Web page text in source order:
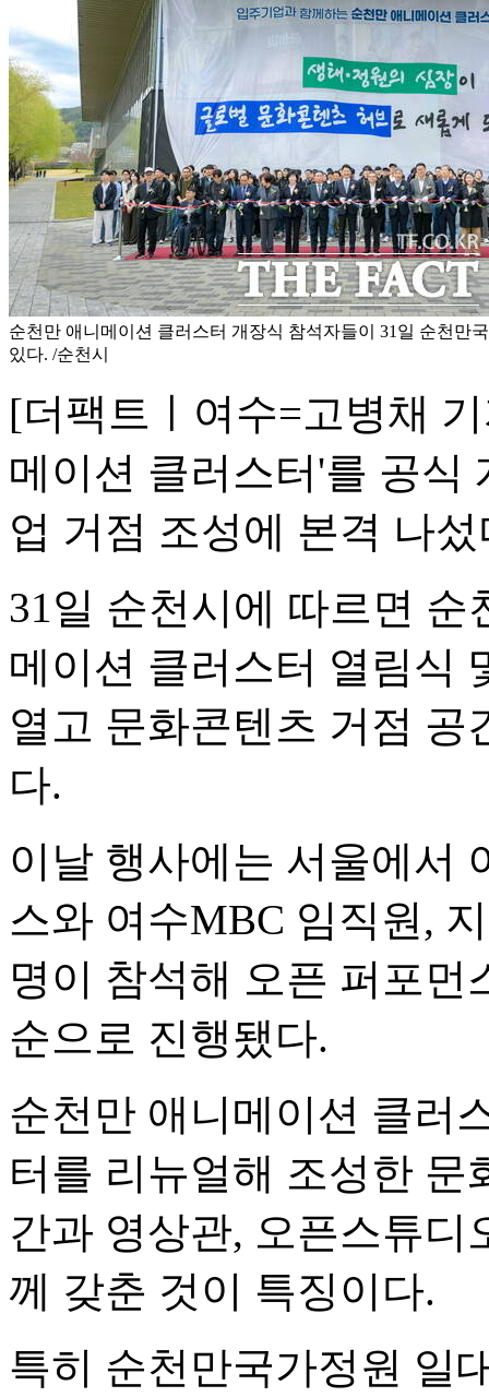
순천만 애니메이션 클러스터 개장식 참석자들이 31일 순천만
있다. /순천시
[더팩트ㅣ여수=고병채
메이션 클러스터'를 공식
업 거점 조성에 본격 나섰
31일 순천시에 따르면
메이션 클러스터 열림식
열고 문화콘텐츠 거점 공
다.
이날 행사에는 서울에서
스와 여수MBC 임직원,
명이 참석해 오픈 퍼포먼
순으로 진행됐다.
순천만 애니메이션 클러
터를 리뉴얼해 조성한 문
간과 영상관, 오픈스튜디
께 갖춘 것이 특징이다.
특히 순천만국가정원 일